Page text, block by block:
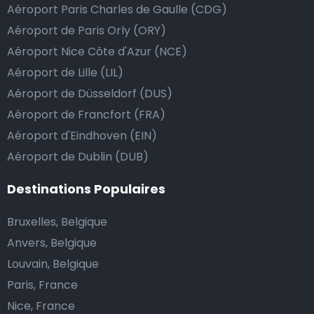
au chauffeur de ne pas rendre la monnaie après lui
avoir donné un billet plus élevé que le prix de la
course.
Combien coûte une navette d’aéroport à
Corrosion?
L’un des plus gros avantages des transports
pour votre navette.
Contrairement aux taxis traditionnels, nous n’ajoutons
pas de frais supplémentaires au prix d’une course en
taxi de nuit, ni de supplément pour venir vous
chercher ou pour l’attente si votre vol a du retard.
Réservez votre navette d’aéroport abordable et
Aéroport Paris Charles de Gaulle (CDG)
Aéroport de Paris Orly (ORY)
Aéroport Nice Côte d'Azur (NCE)
Aéroport de Lille (LIL)
Aéroport de Düsseldorf (DUS)
Aéroport de Francfort (FRA)
Aéroport d'Eindhoven (EIN)
Aéroport de Dublin (DUB)
Destinations Populaires
Bruxelles, Belgique
Anvers, Belgique
Louvain, Belgique
Paris, France
Nice, France